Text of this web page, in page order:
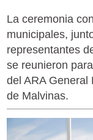
La ceremonia
municipales,
representantes
se reunieron
del ARA General
de Malvinas.